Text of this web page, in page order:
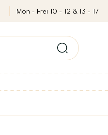
Mon - Frei 10 - 12 & 13 - 17